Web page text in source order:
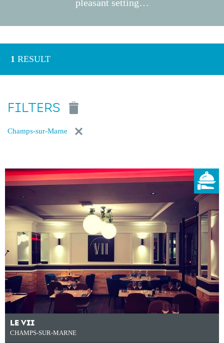
pleasant setting…
1 RESULT
FILTERS
Champs-sur-Marne
LE VII
CHAMPS-SUR-MARNE